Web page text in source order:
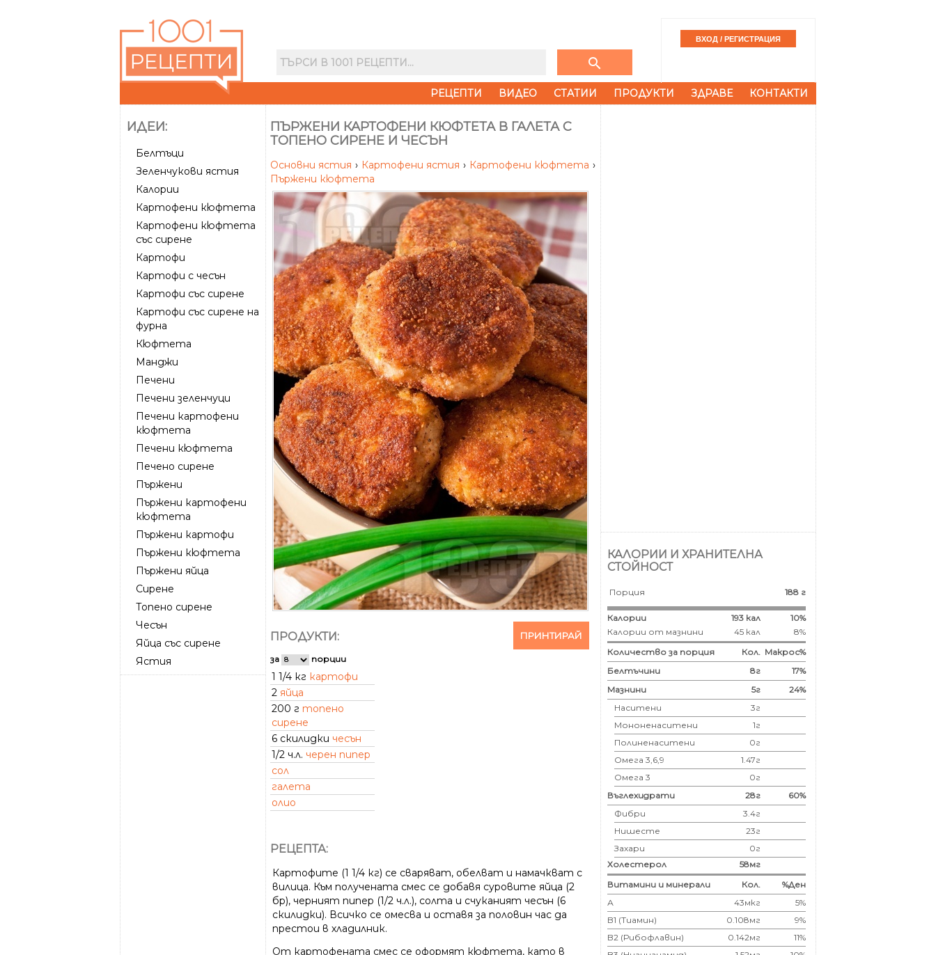
search
РЕЦЕПТИ ВИДЕО СТАТИИ ПРОДУКТИ ЗДРАВЕ КОНТАКТИ
ИДЕИ:
Белтъци
Зеленчукови ястия
Калории
Картофени кюфтета
Картофени кюфтета
със сирене
Картофи
Картофи с чесън
Картофи със сирене
Картофи със сирене на
фурна
Кюфтета
Манджи
Печени
Печени зеленчуци
Печени картофени
кюфтета
Печени кюфтета
Печено сирене
Пържени
Пържени картофени
кюфтета
Пържени картофи
Пържени кюфтета
Пържени яйца
Сирене
Топено сирене
Чесън
Яйца със сирене
Ястия
ПЪРЖЕНИ КАРТОФЕНИ КЮФТЕТА В ГАЛЕТА С
ТОПЕНО СИРЕНЕ И ЧЕСЪН
Основни ястия › Картофени ястия › Картофени кюфтета ›
Пържени кюфтета
ПРИНТИРАЙ
ПРОДУКТИ:
за порции
1 1/4 кг картофи
2 яйца
200 г топено
сирене
6 скилидки чесън
1/2 ч.л. черен пипер
сол
галета
олио
РЕЦЕПТА:
Картофите (1 1/4 кг) се сваряват, обелват и намачкват с
вилица. Към получената смес се добавя суровите яйца (2
бр), черният пипер (1/2 ч.л.), солта и счуканият чесън (6
скилидки). Всичко се омесва и оставя за половин час да
престои в хладилник.
От картофената смес се оформят кюфтета, като в
КАЛОРИИ И ХРАНИТЕЛНА
СТОЙНОСТ
Порция 188 г
Калории 193 кал
10%
Калории от мазнини
45 кал
8%
Количество за порция
Кол. Макрос%
Белтъчини
8г
17%
Мазнини
5г
24%
Наситени
3г
Мононенаситени
1г
Полиненаситени
0г
Омега 3,6,9
1.47г
Омега 3
0г
Въглехидрати
28г
60%
Фибри
3.4г
Нишесте
23г
Захари
0г
Холестерол
58мг
Витамини и минерали
Кол.
%Ден
А
43мкг
5%
B1 (Тиамин)
0.108мг
9%
B2 (Рибофлавин)
0.142мг
11%